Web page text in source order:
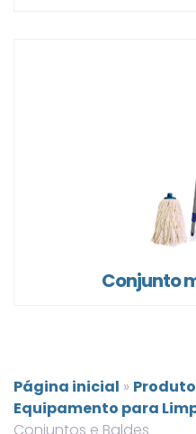
Conjunto
Página inicial »
Equipamento para